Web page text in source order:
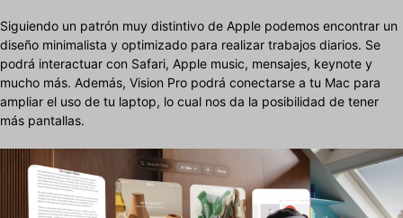
Siguiendo un patrón muy distintivo de Apple podemos encontrar un
diseño minimalista y optimizado para realizar trabajos diarios. Se
podrá interactuar con Safari, Apple music, mensajes, keynote y
mucho más. Además, Vision Pro podrá conectarse a tu Mac para
ampliar el uso de tu laptop, lo cual nos da la posibilidad de tener
más pantallas.